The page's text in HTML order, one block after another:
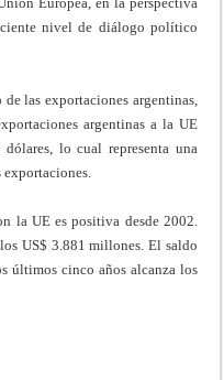
nivel de diálogo político
las exportaciones argentinas,
argentinas a la UE
lo cual representa una
la UE es positiva desde 2002.
US$ 3.881 millones. El saldo
últimos cinco años alcanza los